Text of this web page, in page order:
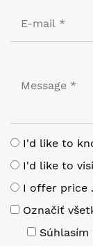
I'd like to
I'd like to
I offer price
Označiť